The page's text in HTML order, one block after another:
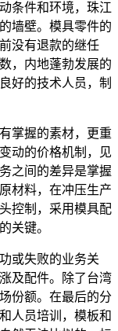
条件和环境，珠江
墙壁。模具零件的
没有退款的继任
，内地蓬勃发展的
好的技术人员，制
掌握的素材，更重
动的价格机制，见
之间的差异是掌握
材料，在冲压生产
控制，采用模具配
关键。
或失败的业务关
及配件。除了台湾
份额。在最后的分
人员培训，模板和